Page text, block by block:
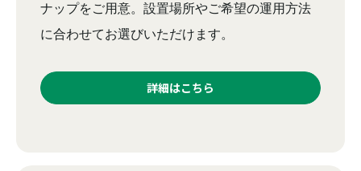
ナップをご用意。設置場所やご希望の運用方法
に合わせてお選びいただけます。
詳細はこちら